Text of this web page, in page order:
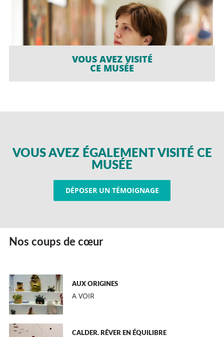
VOUS AVEZ VISITÉ
CE MUSÉE
VOUS AVEZ ÉGALEMENT VISITÉ CE
MUSÉE
DÉPOSER UN TÉMOIGNAGE
Nos coups de cœur
AUX ORIGINES
A VOIR
CALDER. RÊVER EN ÉQUILIBRE